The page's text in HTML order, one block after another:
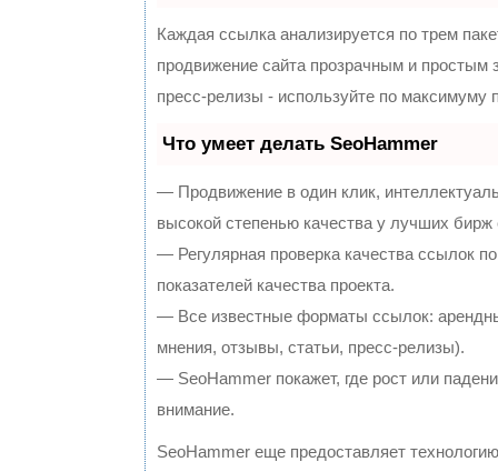
Каждая ссылка анализируется по трем
продвижение сайта прозрачным и
пресс-релизы - используйте по
Что умеет делать SeoHammer
— Продвижение в один клик,
высокой степенью качества у лучших бирж
— Регулярная проверка качества ссылок
показателей качества проекта.
— Все известные форматы ссылок:
мнения, отзывы, статьи, пресс-релизы).
— SeoHammer покажет, где рост или
внимание.
SeoHammer еще предоставляет